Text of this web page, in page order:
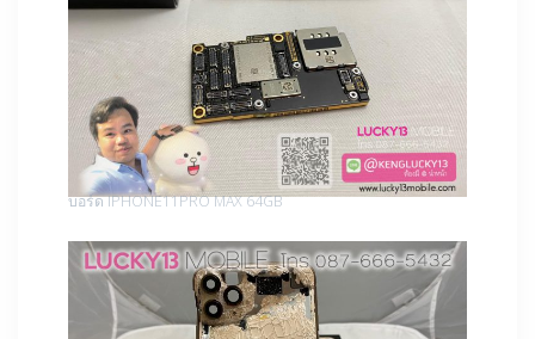
บอร์ด IPHONE11PRO MAX 64GB